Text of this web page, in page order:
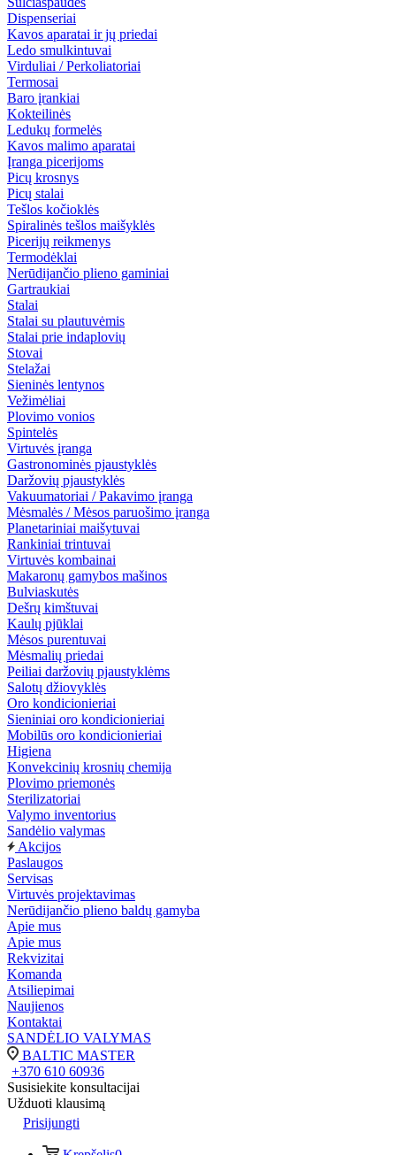
Dispenseriai
Kavos aparatai ir jų priedai
Ledo smulkintuvai
Virduliai / Perkoliatoriai
Termosai
Baro įrankiai
Kokteilinės
Ledukų formelės
Kavos malimo aparatai
Įranga picerijoms
Picų krosnys
Picų stalai
Tešlos kočioklės
Spiralinės tešlos maišyklės
Picerijų reikmenys
Termodėklai
Nerūdijančio plieno gaminiai
Gartraukiai
Stalai
Stalai su plautuvėmis
Stalai prie indaplovių
Stovai
Stelažai
Sieninės lentynos
Vežimėliai
Plovimo vonios
Spintelės
Virtuvės įranga
Gastronominės pjaustyklės
Daržovių pjaustyklės
Vakuumatoriai / Pakavimo įranga
Mėsmalės / Mėsos paruošimo įranga
Planetariniai maišytuvai
Rankiniai trintuvai
Virtuvės kombainai
Makaronų gamybos mašinos
Bulviaskutės
Dešrų kimštuvai
Kaulų pjūklai
Mėsos purentuvai
Mėsmalių priedai
Peiliai daržovių pjaustyklėms
Salotų džiovyklės
Oro kondicionieriai
Sieniniai oro kondicionieriai
Mobilūs oro kondicionieriai
Higiena
Konvekcinių krosnių chemija
Plovimo priemonės
Sterilizatoriai
Valymo inventorius
Sandėlio valymas
Akcijos
Paslaugos
Servisas
Virtuvės projektavimas
Nerūdijančio plieno baldų gamyba
Apie mus
Apie mus
Rekvizitai
Komanda
Atsiliepimai
Naujienos
Kontaktai
SANDĖLIO VALYMAS
BALTIC MASTER
+370 610 60936
Susisiekite konsultacijai
Užduoti klausimą
Prisijungti